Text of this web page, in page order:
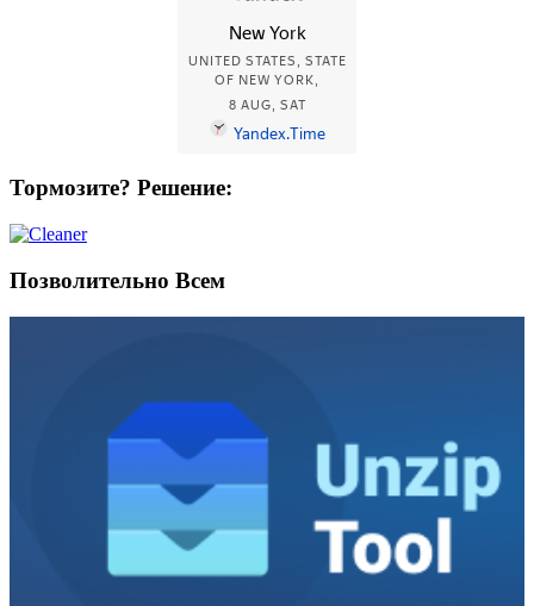
Тормозите? Решение:
Позволительно Всем